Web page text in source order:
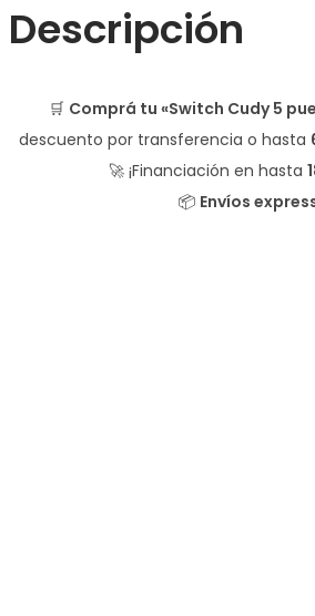
Descripción
🛒 Comprá tu «Switch Cudy 5
descuento por transferencia o hasta
🚀 ¡Financiación en hasta
📦 Envíos